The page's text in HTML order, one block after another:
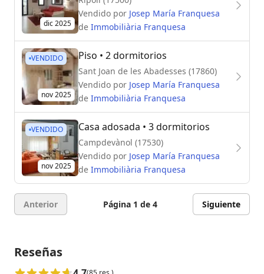
dic 2025
Vendido por Josep María Franquesa
de Immobiliària Franquesa
VENDIDO
nov 2025
Piso • 2 dormitorios
Sant Joan de les Abadesses (17860)
Vendido por Josep María Franquesa
de Immobiliària Franquesa
VENDIDO
nov 2025
Casa adosada • 3 dormitorios
Campdevànol (17530)
Vendido por Josep María Franquesa
de Immobiliària Franquesa
Anterior Página 1 de 4 Siguiente
Reseñas